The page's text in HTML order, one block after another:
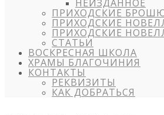
НЕИЗДАННОЕ
ПРИХОДСКИЕ
ПРИХОДСКИЕ
ПРИХОДСКИЕ
СТАТЬИ
ВОСКРЕСНАЯ ШКОЛА
ХРАМЫ БЛАГОЧИНИЯ
КОНТАКТЫ
РЕКВИЗИТЫ
КАК ДОБРАТЬСЯ